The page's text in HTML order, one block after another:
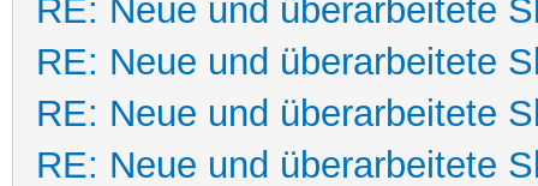
RE: Neue und überarbeitete
RE: Neue und überarbeitete
RE: Neue und überarbeitete
RE: Neue und überarbeitete